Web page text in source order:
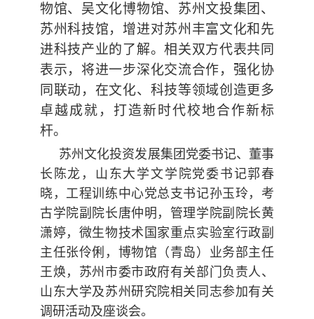
物馆、吴文化博物馆、苏州文投集团、
苏州科技馆，增进对苏州丰富文化和先
进科技产业的了解。相关双方代表共同
表示，将进一步深化交流合作，强化协
同联动，在文化、科技等领域创造更多
卓越成就，打造新时代校地合作新标
杆。
苏州文化投资发展集团党委书记、董事
长陈龙，山东大学文学院党委书记郭春
晓，工程训练中心党总支书记孙玉玲，考
古学院副院长唐仲明，管理学院副院长黄
潇婷，微生物技术国家重点实验室行政副
主任张伶俐，博物馆（青岛）业务部主任
王焕，苏州市委市政府有关部门负责人、
山东大学及苏州研究院相关同志参加有关
调研活动及座谈会。